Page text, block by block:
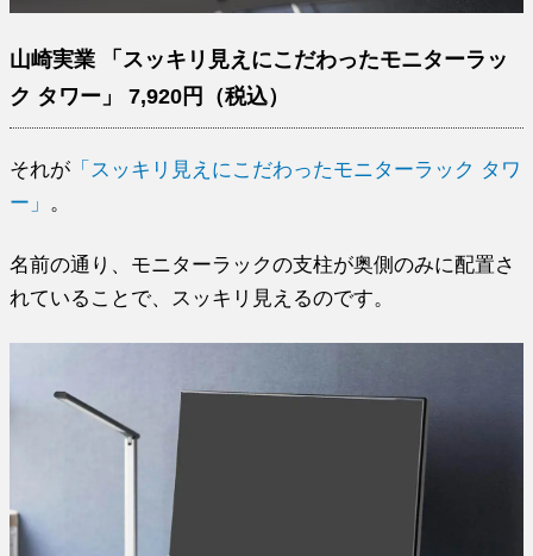
山崎実業 「スッキリ見えにこだわったモニターラッ
ク タワー」 7,920円（税込）
それが 「スッキリ見えにこだわったモニターラック タワ
ー」 。
名前の通り、モニターラックの支柱が奥側のみに配置さ
れていることで、スッキリ見えるのです。